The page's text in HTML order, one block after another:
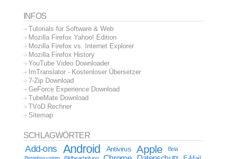
INFOS
Tutorials für Software & Web
Mozilla Firefox Yahoo! Edition
Mozilla Firefox vs. Internet Explorer
Mozilla Firefox History
YouTube Video Downloader
ImTranslator - Kostenloser Übersetzer
7-Zip Download
GeForce Experience Download
TubeMate Download
TVöD Rechner
Sitemap
SCHLAGWÖRTER
Add-ons Android Antivirus Apple
Beta